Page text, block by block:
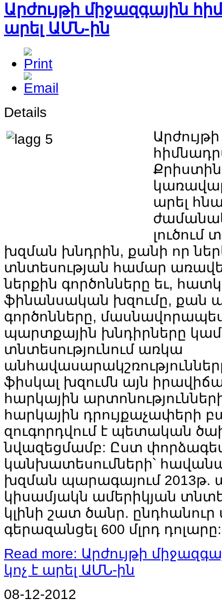
Արժույթի միջազգային
արել ԱՄՆ-ին
Details
Արժույթի
Քրիստին
արել
լուծում
խզման խնդրին, քանի որ
տնտեսության համար
ներքին գործոնները եւ,
ֆինանսական խզումը, քան
գործոնները,
պարտքային խնդիրները կամ
տնտեսությունում առկա
ֆիսկալ խզումն այն
հարկային
հարկային դրույքաչափերի
զուգորդվում է պետական
նվազեցմամբ: Ըստ
կանխատեսումների՝
խզման պարագայում2013թ.
կիսամյակն ամերիկյան
կլինի շատ ծանր. ընդհանուր
գերազանցել 600 մլրդ դոլարը:
Read more: Արժույթի
կոչ է արել ԱՄՆ-ին
08-12-2012